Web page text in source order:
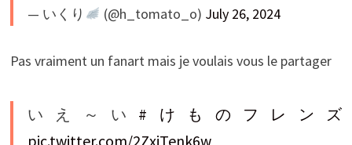
— いくり (@h_tomato_o) July 26, 2024
Pas vraiment un fanart mais je voulais vous le partager
いえ～い #けものフレンズ
pic.twitter.com/2ZxjTenk6w